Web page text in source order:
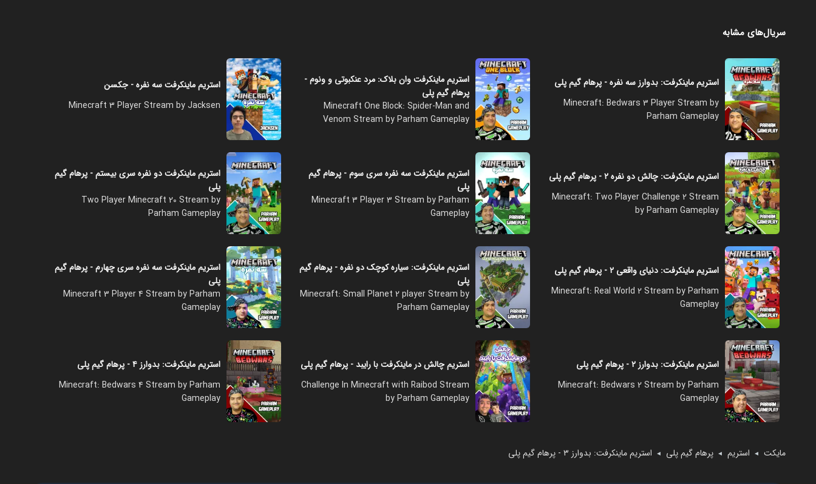
فصل ۱ - قسمت ۱۰
سریال‌های مشابه
استریم ماینکرفت: بدوارز سه نفره - پرهام گیم پلی
Minecraft: Bedwars 3 Player Stream by
Parham Gameplay
استریم ماینکرفت وان بلاک: مرد عنکبوتی و ونوم -
پرهام گیم پلی
Minecraft One Block: Spider-Man and
Venom Stream by Parham Gameplay
استریم ماینکرفت سه نفره - جکسن
Minecraft 3 Player Stream by Jacksen
استریم ماینکرفت: چالش دو نفره ۲ - پرهام گیم پلی
Minecraft: Two Player Challenge 2 Stream
by Parham Gameplay
استریم ماینکرفت سه نفره سری سوم - پرهام گیم
پلی
Minecraft 3 Player 3 Stream by Parham
Gameplay
استریم ماینکرفت دو نفره سری بیستم - پرهام گیم
پلی
Two Player Minecraft 20 Stream by
Parham Gameplay
استریم ماینکرفت: دنیای واقعی ۲ - پرهام گیم پلی
Minecraft: Real World 2 Stream by Parham
Gameplay
استریم ماینکرفت: سیاره کوچک دو نفره - پرهام گیم
پلی
Minecraft: Small Planet 2 player Stream by
Parham Gameplay
استریم ماینکرفت سه نفره سری چهارم - پرهام گیم
پلی
Minecraft 3 Player 4 Stream by Parham
Gameplay
استریم ماینکرفت: بدوارز ۲ - پرهام گیم پلی
Minecraft: Bedwars 2 Stream by Parham
Gameplay
استریم چالش در ماینکرفت با رایبد - پرهام گیم پلی
Challenge In Minecraft with Raibod Stream
by Parham Gameplay
استریم ماینکرفت: بدوارز ۴ - پرهام گیم پلی
Minecraft: Bedwars 4 Stream by Parham
Gameplay
مایکت ◄ استریم ◄ پرهام گیم پلی ◄ استریم ماینکرفت: بدوارز ۳ - پرهام گیم پلی